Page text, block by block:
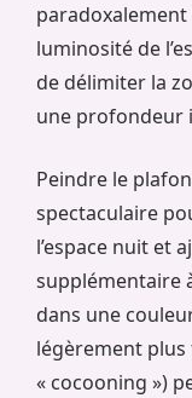
luminosité de
de délimiter la
une profondeur
Peindre le
spectaculaire
l’espace nuit et
supplémentaire
dans une
légèrement
« cocooning »)